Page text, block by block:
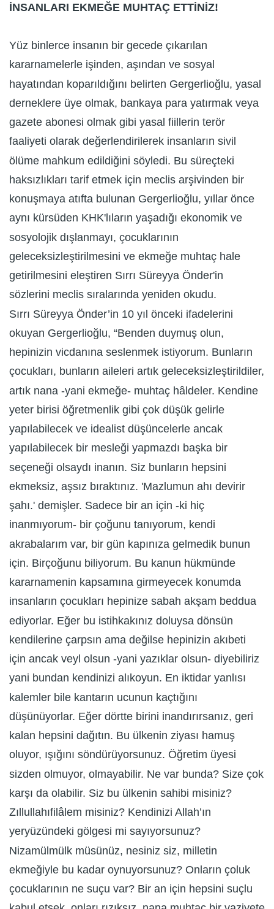
İNSANLARI EKMEĞE MUHTAÇ ETTİNİZ!
Yüz binlerce insanın bir gecede çıkarılan
kararnamelerle işinden, aşından ve sosyal
hayatından koparıldığını belirten Gergerlioğlu, yasal
derneklere üye olmak, bankaya para yatırmak veya
gazete abonesi olmak gibi yasal fiillerin terör
faaliyeti olarak değerlendirilerek insanların sivil
ölüme mahkum edildiğini söyledi. Bu süreçteki
haksızlıkları tarif etmek için meclis arşivinden bir
konuşmaya atıfta bulunan Gergerlioğlu, yıllar önce
aynı kürsüden KHK'lıların yaşadığı ekonomik ve
sosyolojik dışlanmayı, çocuklarının
geleceksizleştirilmesini ve ekmeğe muhtaç hale
getirilmesini eleştiren Sırrı Süreyya Önder'in
sözlerini meclis sıralarında yeniden okudu.
Sırrı Süreyya Önder’in 10 yıl önceki ifadelerini
okuyan Gergerlioğlu, “Benden duymuş olun,
hepinizin vicdanına seslenmek istiyorum. Bunların
çocukları, bunların aileleri artık geleceksizleştirildiler,
artık nana -yani ekmeğe- muhtaç hâldeler. Kendine
yeter birisi öğretmenlik gibi çok düşük gelirle
yapılabilecek ve idealist düşüncelerle ancak
yapılabilecek bir mesleği yapmazdı başka bir
seçeneği olsaydı inanın. Siz bunların hepsini
ekmeksiz, aşsız bıraktınız. 'Mazlumun ahı devirir
şahı.' demişler. Sadece bir an için -ki hiç
inanmıyorum- bir çoğunu tanıyorum, kendi
akrabalarım var, bir gün kapınıza gelmedik bunun
için. Birçoğunu biliyorum. Bu kanun hükmünde
kararnamenin kapsamına girmeyecek konumda
insanların çocukları hepinize sabah akşam beddua
ediyorlar. Eğer bu istihkakınız doluysa dönsün
kendilerine çarpsın ama değilse hepinizin akıbeti
için ancak veyl olsun -yani yazıklar olsun- diyebiliriz
yani bundan kendinizi alıkoyun. En iktidar yanlısı
kalemler bile kantarın ucunun kaçtığını
düşünüyorlar. Eğer dörtte birini inandırırsanız, geri
kalan hepsini dağıtın. Bu ülkenin ziyası hamuş
oluyor, ışığını söndürüyorsunuz. Öğretim üyesi
sizden olmuyor, olmayabilir. Ne var bunda? Size çok
karşı da olabilir. Siz bu ülkenin sahibi misiniz?
Zıllullahıfilâlem misiniz? Kendinizi Allah’ın
yeryüzündeki gölgesi mi sayıyorsunuz?
Nizamülmülk müsünüz, nesiniz siz, milletin
ekmeğiyle bu kadar oynuyorsunuz? Onların çoluk
çocuklarının ne suçu var? Bir an için hepsini suçlu